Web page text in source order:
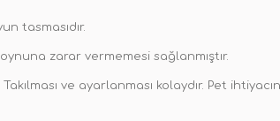
tasmasıdır.
zarar vermemesi sağlanmıştır.
ve ayarlanması kolaydır. Pet